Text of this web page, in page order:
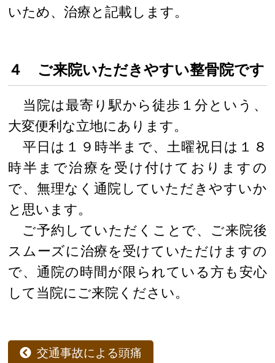
いため、治療と記載します。
４ ご来院いただきやすい整骨院です
当院は最寄り駅から徒歩１分という、
大変便利な立地にあります。
平日は１９時半まで、土曜祝日は１８
時半まで治療を受け付けておりますの
で、無理なく通院していただきやすいか
と思います。
ご予約していただくことで、ご来院後
スムーズに治療を受けていただけますの
で、通院の時間が限られている方も安心
して当院にご来院ください。
交通事故による頭痛